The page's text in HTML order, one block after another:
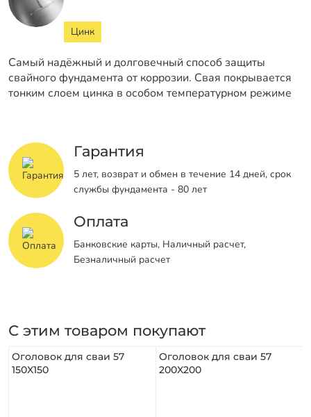
Цинк
Самый надёжный и долговечный способ защиты
свайного фундамента от коррозии. Свая покрывается
тонким слоем цинка в особом температурном режиме
Гарантия
5 лет, возврат и обмен в течение 14 дней, срок
службы фундамента - 80 лет
Оплата
Банковские карты, Наличный расчет,
Безналичный расчет
С этим товаром покупают
Оголовок для сваи 57
150X150
Оголовок для сваи 57
200X200